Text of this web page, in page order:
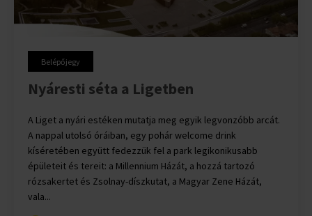
Belépőjegy
Nyáresti séta a Ligetben
A Liget a nyári estéken mutatja meg egyik legvonzóbb arcát.
A nappal utolsó óráiban, egy pohár welcome drink
kíséretében együtt fedezzük fel a park legikonikusabb
épületeit és tereit: a Millennium Házát, a hozzá tartozó
rózsakertet és Zsolnay-díszkutat, a Magyar Zene Házát,
vala...